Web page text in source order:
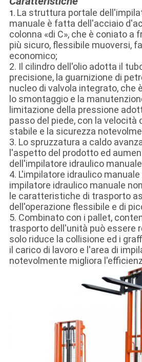
1. La struttura portale
manuale è fatta dell'acciaio
colonna «di C», che è coniato a
più sicuro, flessibile muoversi,
economico;
2. Il cilindro dell'olio adotta il
precisione, la guarnizione di
nucleo di valvola integrato, che
lo smontaggio e la
limitazione della pressione
passo del piede, con la velocità
stabile e la sicurezza
3. Lo spruzzatura a caldo
l'aspetto del prodotto ed
dell'impilatore idraulico
4. L'impilatore idraulico manuale
impilatore idraulico manuale
le caratteristiche di trasporto
dell'operazione flessibile e di
5. Combinato con i pallet,
trasporto dell'unità può essere
solo riduce la collisione ed i
il carico di lavoro e l'area di
notevolmente migliora